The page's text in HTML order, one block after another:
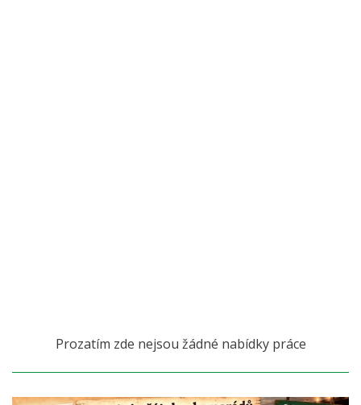
Prozatím zde nejsou žádné nabídky práce